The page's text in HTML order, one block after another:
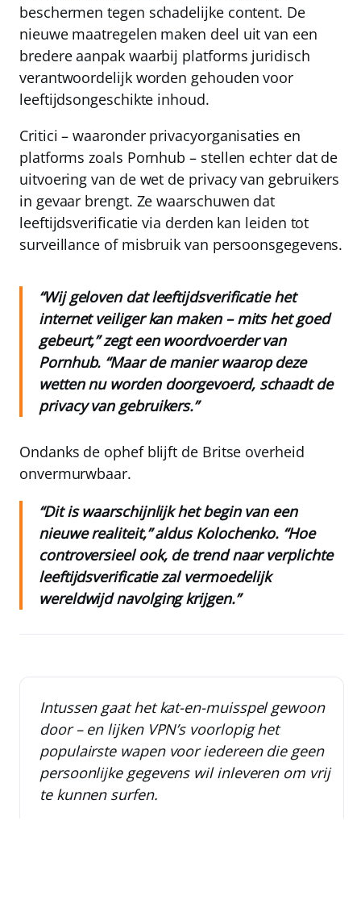
beschermen tegen schadelijke content. De
nieuwe maatregelen maken deel uit van een
bredere aanpak waarbij platforms juridisch
verantwoordelijk worden gehouden voor
leeftijdsongeschikte inhoud.
Critici – waaronder privacyorganisaties en
platforms zoals Pornhub – stellen echter dat de
uitvoering van de wet de privacy van gebruikers
in gevaar brengt. Ze waarschuwen dat
leeftijdsverificatie via derden kan leiden tot
surveillance of misbruik van persoonsgegevens.
“Wij geloven dat leeftijdsverificatie het
internet veiliger kan maken – mits het goed
gebeurt,” zegt een woordvoerder van
Pornhub. “Maar de manier waarop deze
wetten nu worden doorgevoerd, schaadt de
privacy van gebruikers.”
Ondanks de ophef blijft de Britse overheid
onvermurwbaar.
“Dit is waarschijnlijk het begin van een
nieuwe realiteit,” aldus Kolochenko. “Hoe
controversieel ook, de trend naar verplichte
leeftijdsverificatie zal vermoedelijk
wereldwijd navolging krijgen.”
Intussen gaat het kat-en-muisspel gewoon
door – en lijken VPN’s voorlopig het
populairste wapen voor iedereen die geen
persoonlijke gegevens wil inleveren om vrij
te kunnen surfen.